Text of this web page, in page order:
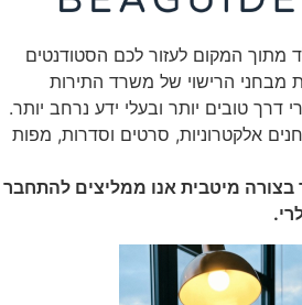
מתוך המקום לעזור לכם הסטודנטים
מבחני הרישוי של משרד התירות
טובים יותר ובעלי ידע נרחב יותר.
אלקטרוניות, סרטים וסדרות, מפות
בצורה מיטבית אנו ממליצים להתחבר